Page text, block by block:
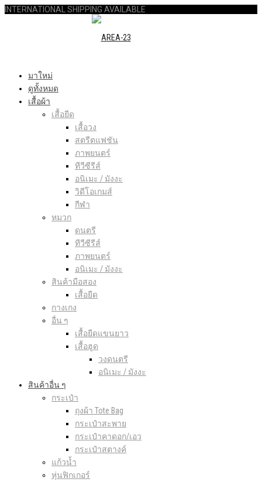
INTERNATIONAL SHIPPING AVAILABLE
มาใหม่
ดูทั้งหมด
เสื้อผ้า
เสื้อยืด
เสื้อวง
สตรีตแฟชัน
ภาพยนตร์
ทีวีซีรีส์
อนิเมะ / มังงะ
วิดีโอเกมส์
กีฬา
หมวก
ดนตรี
ทีวีซีรีส์
ภาพยนตร์
อนิเมะ / มังงะ
สินค้ามือสอง
เสื้อยืด
กางเกง
อื่น ๆ
เสื้อยืดแขนยาว
เสื้อฮูด
วงดนตรี
อนิเมะ / มังงะ
สินค้าอื่น ๆ
กระเป๋า
ถุงผ้า Tote Bag
กระเป๋าสะพาย
กระเป๋าคาดอก/เอว
กระเป๋าสตางค์
แก้วน้ำ
หุ่นฟิกเกอร์